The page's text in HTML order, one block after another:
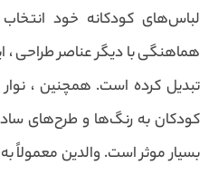
لباس‌های کودکانه خود
هماهنگی با دیگر عناصر طراحی ،
تبدیل کرده است. همچنین ،
کودکان به رنگ‌ها و طرح‌های
بسیار موثر است. والدین معمولاً